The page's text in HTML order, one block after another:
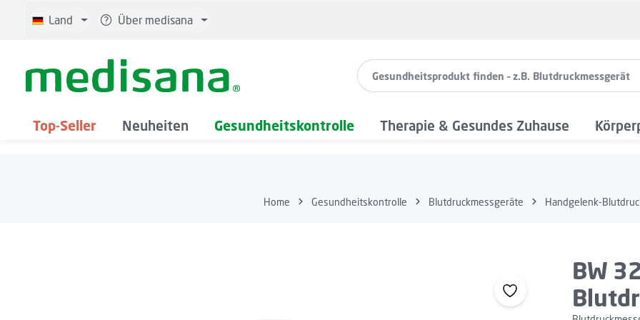
Hauptinhalt springen
Zur Suche springen
Zur Hauptnavigation springen
Land Über medisana
Top-Seller Neuheiten Gesundheitskontrolle Therapie & Gesundes Zuhause
Home Gesundheitskontrolle Blutdruckmessgeräte Handgelenk-
BW